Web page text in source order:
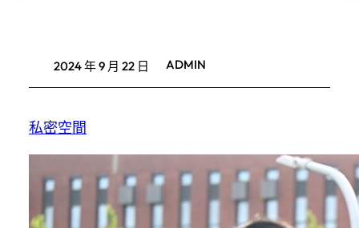
2024 年 9 月 22 日 ADMIN
私密空間